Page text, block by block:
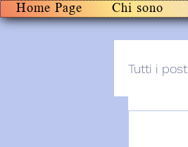
Home Page Chi sono
Tutti i post